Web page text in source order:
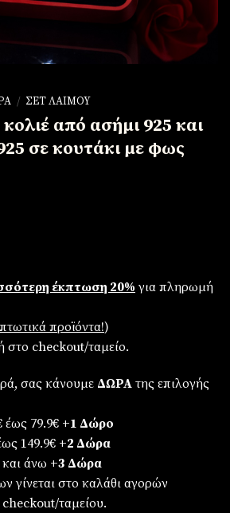
/ ΣΕΤ ΛΑΙΜΟΎ
κολιέ από ασήμι 925 και
σε κουτάκι με φως
έκπτωση 20% για πληρωμή
προϊόντα!)
στο checkout/ταμείο.
σας κάνουμε ΔΩΡΑ της επιλογής
έως 79.9€ +1 Δώρο
149.9€ +2 Δώρα
άνω +3 Δώρα
γίνεται στο καλάθι αγορών
checkout/ταμείου.